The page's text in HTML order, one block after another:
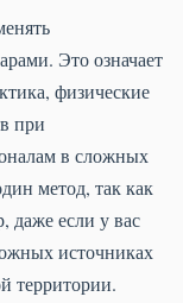
Это означает
физические
при
в сложных
метод, так как
даже если у вас
источниках
территории.